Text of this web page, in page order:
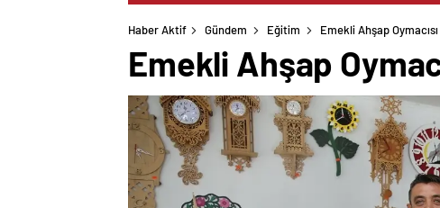
Haber Aktif Gündem Eğitim Emekli Ahşap
Emekli Ahşap